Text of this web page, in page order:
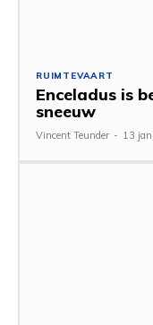
RUIMTEVAART
Enceladus is
sneeuw
Vincent Teunder - 13